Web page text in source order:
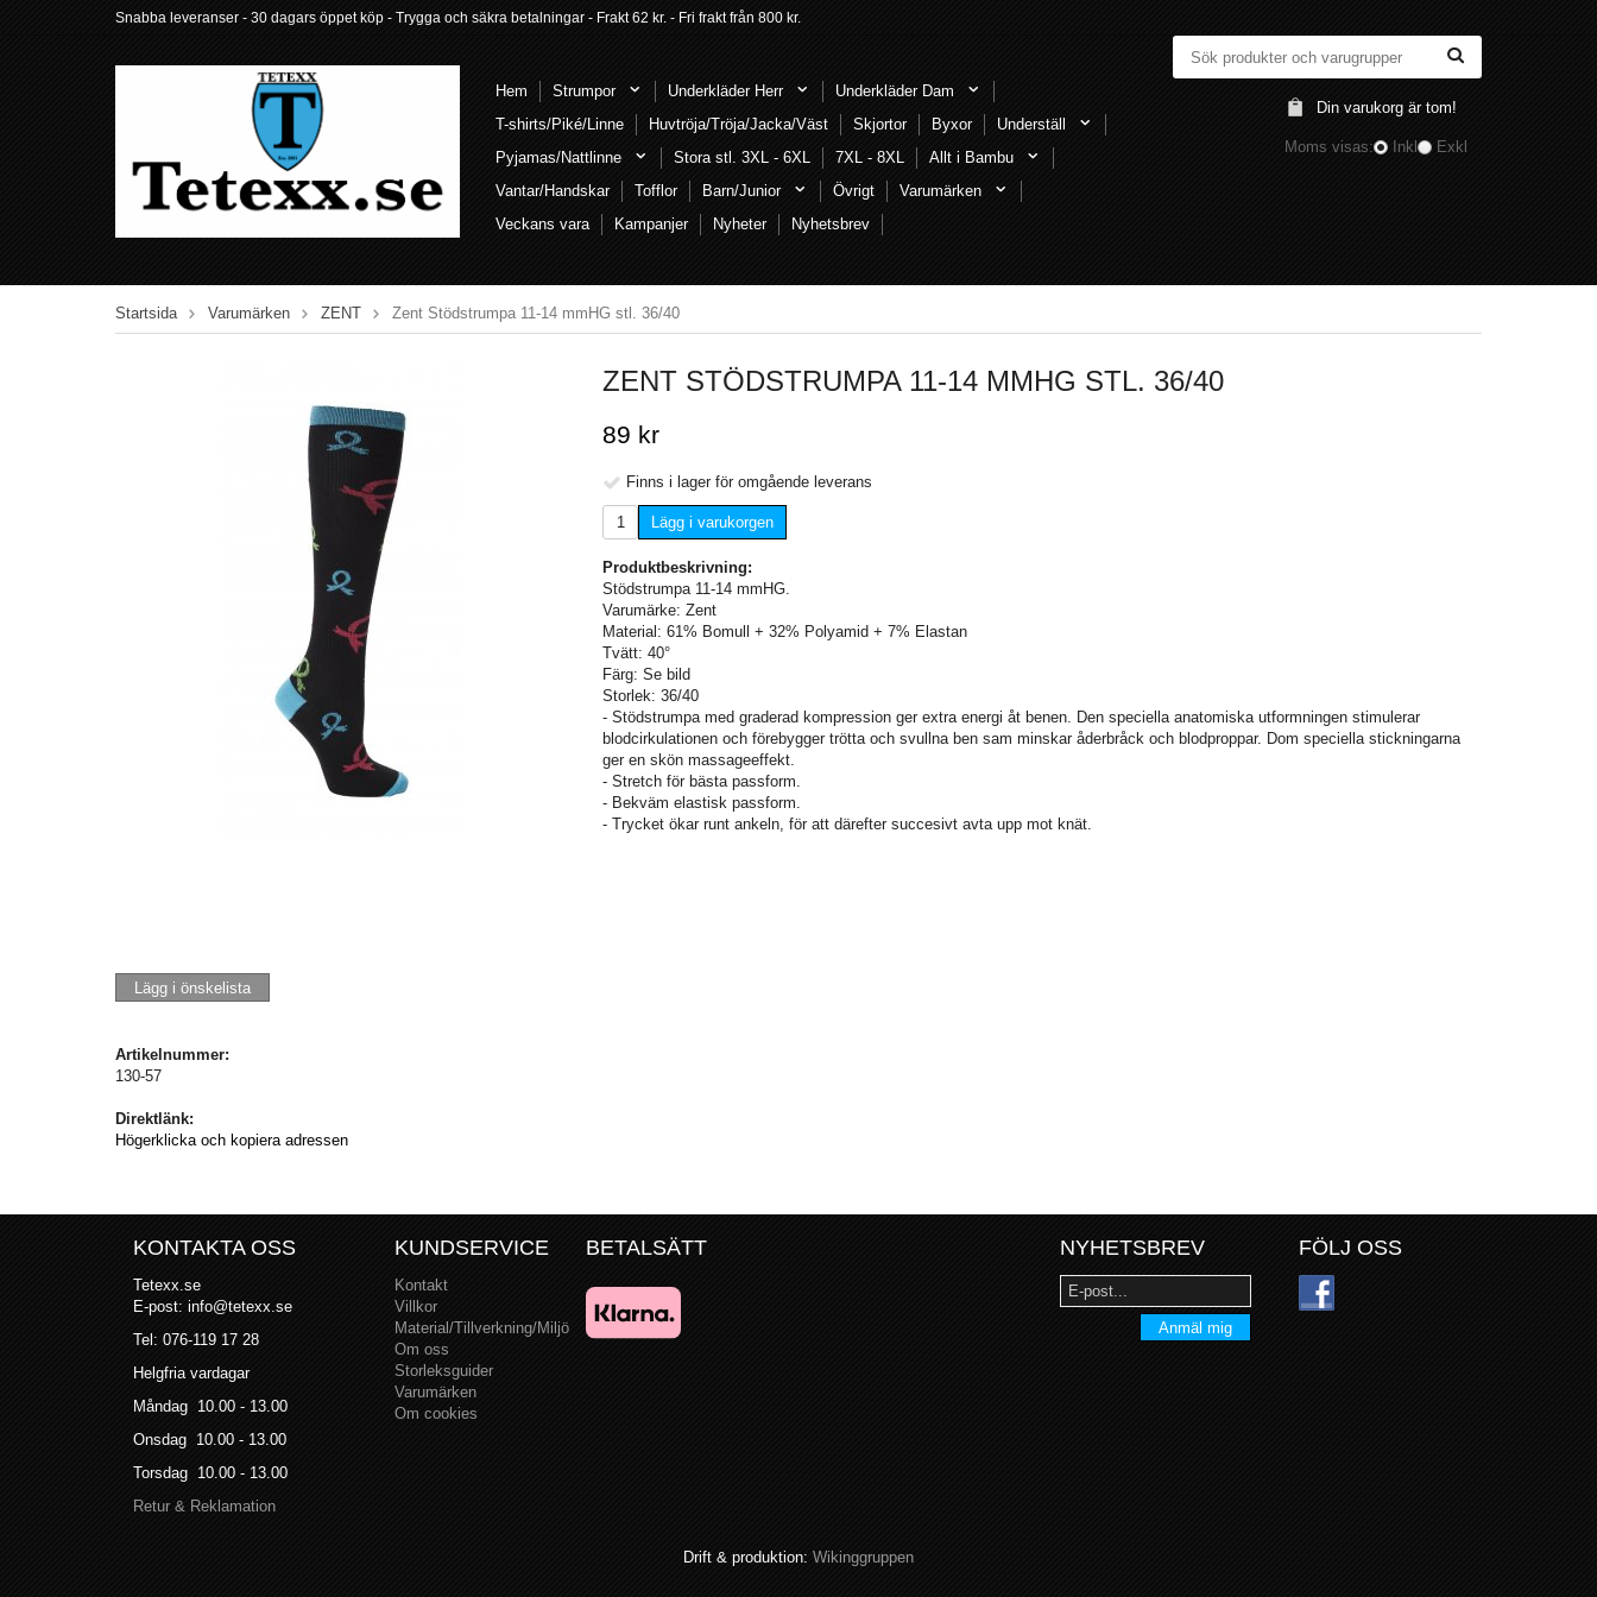
Snabba leveranser - 30 dagars öppet köp - Trygga och säkra betalningar - Frakt 62 kr. - Fri frakt från 800 kr.
Hem Strumpor Underkläder Herr
Underkläder Dam
T-shirts/Piké/Linne
Huvtröja/Tröja/Jacka/Väst Skjortor Byxor
Underställ
Pyjamas/Nattlinne
Stora stl. 3XL - 6XL 7XL - 8XL
Allt i Bambu
Vantar/Handskar
Tofflor Barn/Junior Övrigt
Varumärken
Veckans vara
Kampanjer Nyheter Nyhetsbrev
Din varukorg är tom!
Moms visas: Inkl Exkl
Startsida Varumärken ZENT Zent Stödstrumpa 11-14 mmHG stl. 36/40
ZENT STÖDSTRUMPA 11-14 MMHG STL. 36/40
89 kr
Finns i lager för omgående leverans
Lägg i varukorgen
Produktbeskrivning:
Stödstrumpa 11-14 mmHG.
Varumärke: Zent
Material: 61% Bomull + 32% Polyamid + 7% Elastan
Tvätt: 40°
Färg: Se bild
Storlek: 36/40
- Stödstrumpa med graderad kompression ger extra energi åt benen. Den speciella anatomiska utformningen stimulerar
blodcirkulationen och förebygger trötta och svullna ben sam minskar åderbråck och blodproppar. Dom speciella stickningarna
ger en skön massageeffekt.
- Stretch för bästa passform.
- Bekväm elastisk passform.
- Trycket ökar runt ankeln, för att därefter succesivt avta upp mot knät.
Lägg i önskelista
Artikelnummer:
130-57
Direktlänk:
Högerklicka och kopiera adressen
KONTAKTA OSS
Tetexx.se
E-post: info@tetexx.se
Tel: 076-119 17 28
Helgfria vardagar
Måndag 10.00 - 13.00
Onsdag 10.00 - 13.00
Torsdag 10.00 - 13.00
Retur & Reklamation
KUNDSERVICE
Kontakt
Villkor
Material/Tillverkning/Miljö
Om oss
Storleksguider
Varumärken
Om cookies
FÖLJ OSS
NYHETSBREV
Anmäl mig
BETALSÄTT
Drift & produktion: Wikinggruppen